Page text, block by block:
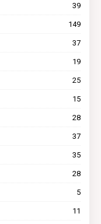
39
149
37
19
25
15
28
37
35
28
5
11